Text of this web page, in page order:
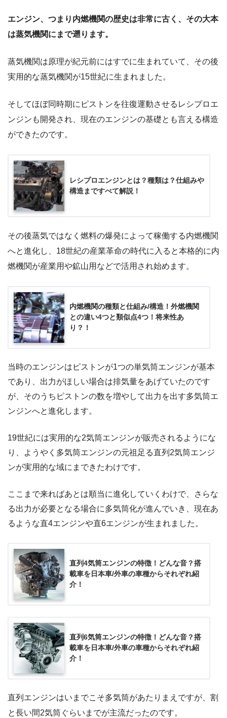
エンジン、つまり内燃機関の歴史は非常に古く、その大本
は蒸気機関にまで遡ります。
蒸気機関は原理が紀元前にはすでに生まれていて、その後
実用的な蒸気機関が15世紀に生まれました。
そしてほぼ同時期にピストンを往復運動させるレシプロエ
ンジンも開発され、現在のエンジンの基礎とも言える構造
ができたのです。
レシプロエンジンとは？種類は？仕組みや
構造まですべて解説！
その後蒸気ではなく燃料の爆発によって稼働する内燃機関
へと進化し、18世紀の産業革命の時代に入ると本格的に内
燃機関が産業用や鉱山用などで活用され始めます。
内燃機関の種類と仕組み/構造！外燃機関
との違い4つと類似点4つ！将来性あ
り？！
当時のエンジンはピストンが1つの単気筒エンジンが基本
であり、出力がほしい場合は排気量をあげていたのです
が、そのうちピストンの数を増やして出力を出す多気筒エ
ンジンへと進化します。
19世紀には実用的な2気筒エンジンが販売されるようにな
り、ようやく多気筒エンジンの元祖足る直列2気筒エンジ
ンが実用的な域にまできたわけです。
ここまで来ればあとは順当に進化していくわけで、さらな
る出力が必要となる場合に多気筒化が進んでいき、現在あ
るような直4エンジンや直6エンジンが生まれました。
直列4気筒エンジンの特徴！どんな音？搭
載車を日本車/外車の車種からそれぞれ紹
介！
直列6気筒エンジンの特徴！どんな音？搭
載車を日本車/外車の車種からそれぞれ紹
介！
直列エンジンはいまでこそ多気筒があたりまえですが、割
と長い間2気筒ぐらいまでが主流だったのです。